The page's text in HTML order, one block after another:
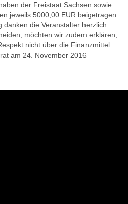
der Freistaat Sachsen sowie
jeweils 5000,00 EUR beigetragen.
danken die Veranstalter herzlich.
möchten wir zudem erklären,
nicht über die Finanzmittel
am 24. November 2016